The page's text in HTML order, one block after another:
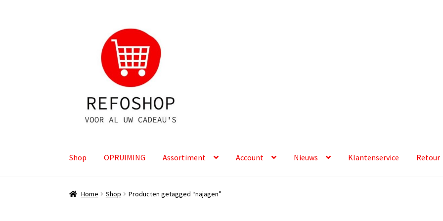
Shop OPRUIMING Assortiment Account Nieuws Klantenservice Retour
Home Shop Producten getagged “najagen”